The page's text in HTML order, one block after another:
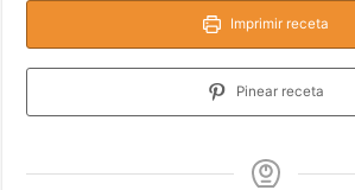
Imprimir receta
Pinear receta